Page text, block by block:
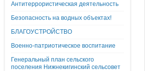
Антитеррористическая деятельность
Безопасность на водных объектах!
БЛАГОУСТРОЙСТВО
Военно-патриотическое воспитание
Генеральный план сельского
поселения Нижнекигинский сельсовет